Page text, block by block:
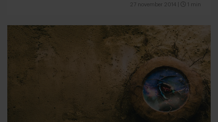
27 november 2014 1 min